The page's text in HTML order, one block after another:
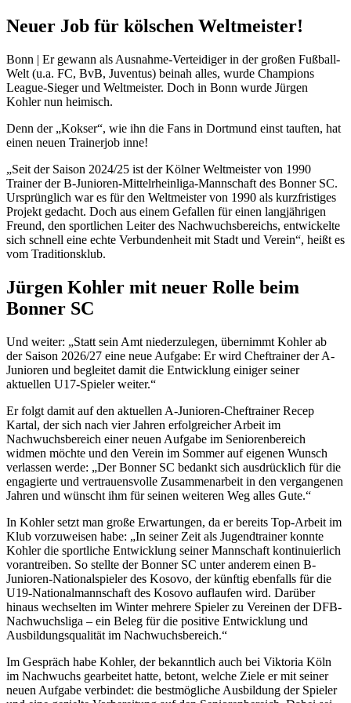
Neuer Job für kölschen Weltmeister!
Bonn | Er gewann als Ausnahme-Verteidiger in der großen Fußball-
Welt (u.a. FC, BvB, Juventus) beinah alles, wurde Champions
League-Sieger und Weltmeister. Doch in Bonn wurde Jürgen
Kohler nun heimisch.
Denn der „Kokser“, wie ihn die Fans in Dortmund einst tauften, hat
einen neuen Trainerjob inne!
„Seit der Saison 2024/25 ist der Kölner Weltmeister von 1990
Trainer der B-Junioren-Mittelrheinliga-Mannschaft des Bonner SC.
Ursprünglich war es für den Weltmeister von 1990 als kurzfristiges
Projekt gedacht. Doch aus einem Gefallen für einen langjährigen
Freund, den sportlichen Leiter des Nachwuchsbereichs, entwickelte
sich schnell eine echte Verbundenheit mit Stadt und Verein“, heißt es
vom Traditionsklub.
Jürgen Kohler mit neuer Rolle beim
Bonner SC
Und weiter: „Statt sein Amt niederzulegen, übernimmt Kohler ab
der Saison 2026/27 eine neue Aufgabe: Er wird Cheftrainer der A-
Junioren und begleitet damit die Entwicklung einiger seiner
aktuellen U17-Spieler weiter.“
Er folgt damit auf den aktuellen A-Junioren-Cheftrainer Recep
Kartal, der sich nach vier Jahren erfolgreicher Arbeit im
Nachwuchsbereich einer neuen Aufgabe im Seniorenbereich
widmen möchte und den Verein im Sommer auf eigenen Wunsch
verlassen werde: „Der Bonner SC bedankt sich ausdrücklich für die
engagierte und vertrauensvolle Zusammenarbeit in den vergangenen
Jahren und wünscht ihm für seinen weiteren Weg alles Gute.“
In Kohler setzt man große Erwartungen, da er bereits Top-Arbeit im
Klub vorzuweisen habe: „In seiner Zeit als Jugendtrainer konnte
Kohler die sportliche Entwicklung seiner Mannschaft kontinuierlich
vorantreiben. So stellte der Bonner SC unter anderem einen B-
Junioren-Nationalspieler des Kosovo, der künftig ebenfalls für die
U19-Nationalmannschaft des Kosovo auflaufen wird. Darüber
hinaus wechselten im Winter mehrere Spieler zu Vereinen der DFB-
Nachwuchsliga – ein Beleg für die positive Entwicklung und
Ausbildungsqualität im Nachwuchsbereich.“
Im Gespräch habe Kohler, der bekanntlich auch bei Viktoria Köln
im Nachwuchs gearbeitet hatte, betont, welche Ziele er mit seiner
neuen Aufgabe verbindet: die bestmögliche Ausbildung der Spieler